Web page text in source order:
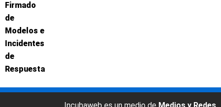
Firmado
de
Modelos e
Incidentes
de
Respuesta